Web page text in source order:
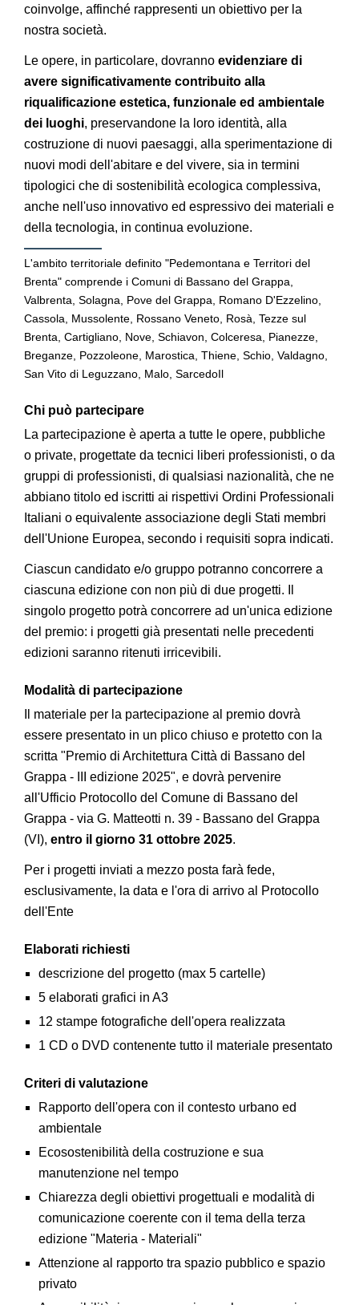
coinvolge, affinché rappresenti un obiettivo per la
nostra società.
Le opere, in particolare, dovranno evidenziare di
avere significativamente contribuito alla
riqualificazione estetica, funzionale ed ambientale
dei luoghi, preservandone la loro identità, alla
costruzione di nuovi paesaggi, alla sperimentazione di
nuovi modi dell'abitare e del vivere, sia in termini
tipologici che di sostenibilità ecologica complessiva,
anche nell'uso innovativo ed espressivo dei materiali e
della tecnologia, in continua evoluzione.
L'ambito territoriale definito "Pedemontana e Territori del
Brenta" comprende i Comuni di Bassano del Grappa,
Valbrenta, Solagna, Pove del Grappa, Romano D'Ezzelino,
Cassola, Mussolente, Rossano Veneto, Rosà, Tezze sul
Brenta, Cartigliano, Nove, Schiavon, Colceresa, Pianezze,
Breganze, Pozzoleone, Marostica, Thiene, Schio, Valdagno,
San Vito di Leguzzano, Malo, SarcedoIl
Chi può partecipare
La partecipazione è aperta a tutte le opere, pubbliche
o private, progettate da tecnici liberi professionisti, o da
gruppi di professionisti, di qualsiasi nazionalità, che ne
abbiano titolo ed iscritti ai rispettivi Ordini Professionali
Italiani o equivalente associazione degli Stati membri
dell'Unione Europea, secondo i requisiti sopra indicati.
Ciascun candidato e/o gruppo potranno concorrere a
ciascuna edizione con non più di due progetti. Il
singolo progetto potrà concorrere ad un'unica edizione
del premio: i progetti già presentati nelle precedenti
edizioni saranno ritenuti irricevibili.
Modalità di partecipazione
Il materiale per la partecipazione al premio dovrà
essere presentato in un plico chiuso e protetto con la
scritta "Premio di Architettura Città di Bassano del
Grappa - III edizione 2025", e dovrà pervenire
all'Ufficio Protocollo del Comune di Bassano del
Grappa - via G. Matteotti n. 39 - Bassano del Grappa
(VI), entro il giorno 31 ottobre 2025.
Per i progetti inviati a mezzo posta farà fede,
esclusivamente, la data e l'ora di arrivo al Protocollo
dell'Ente
Elaborati richiesti
descrizione del progetto (max 5 cartelle)
5 elaborati grafici in A3
12 stampe fotografiche dell'opera realizzata
1 CD o DVD contenente tutto il materiale presentato
Criteri di valutazione
Rapporto dell'opera con il contesto urbano ed
ambientale
Ecosostenibilità della costruzione e sua
manutenzione nel tempo
Chiarezza degli obiettivi progettuali e modalità di
comunicazione coerente con il tema della terza
edizione "Materia - Materiali"
Attenzione al rapporto tra spazio pubblico e spazio
privato